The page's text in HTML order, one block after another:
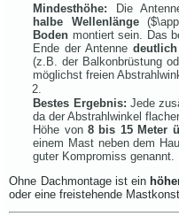
Mindesthöhe: Die
halbe Wellenlänge(
Boden montiert sein. Das
Ende der Antenne
(z.B. der Balkonbrüstung
möglichst freien
Bestes Ergebnis: Jede
da der Abstrahlwinkel
Höhe von8 bis 15 Meter
einem Mast neben dem
guter Kompromiss genannt.
Ohne Dachmontage ist ein
oder eine freistehende